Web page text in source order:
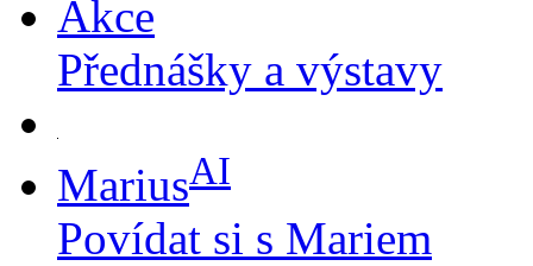
Akce
Přednášky a výstavy
MariusAI
Povídat si s Mariem